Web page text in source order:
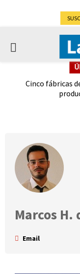
PRIMARY
Cinco fábricas
Marcos H.
Email